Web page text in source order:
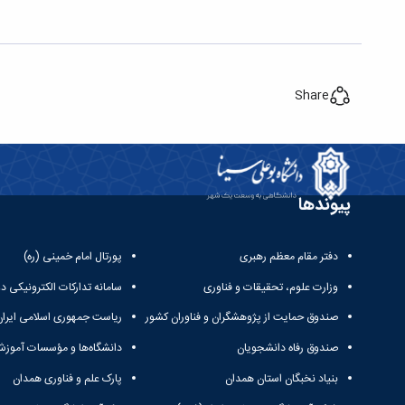
Share
پیوندها
دفتر مقام معظم رهبری
وزارت علوم، تحقیقات و فناوری
صندوق حمایت از پژوهشگران و فناوران کشور
صندوق رفاه دانشجویان
بنیاد نخبگان استان همدان
پورتال امام خمینی (ره)
سامانه تدارکات الکترونیکی
ریاست جمهوری اسلامی
دانشگاه‌ها و مؤسسات
پارک علم و فناوری همدان